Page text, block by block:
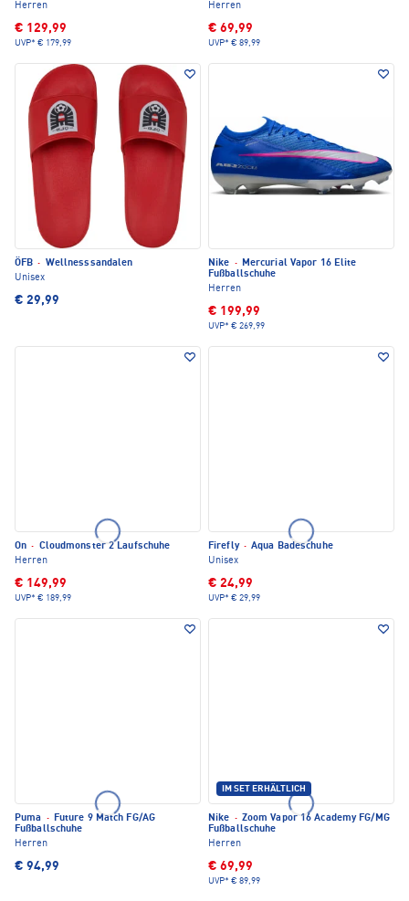
Herren
€ 129,99
UVP* € 179,99
Herren
€ 69,99
UVP* € 89,99
ÖFB · Wellnesssandalen
Unisex
€ 29,99
Nike · Mercurial Vapor 16 Elite
Fußballschuhe
Herren
€ 199,99
UVP* € 269,99
On · Cloudmonster 2 Laufschuhe
Herren
€ 149,99
UVP* € 189,99
Firefly · Aqua Badeschuhe
Unisex
€ 24,99
UVP* € 29,99
Puma · Future 9 Match FG/AG
Fußballschuhe
Herren
€ 94,99
IM SET ERHÄLTLICH
Nike · Zoom Vapor 16 Academy FG/MG
Fußballschuhe
Herren
€ 69,99
UVP* € 89,99